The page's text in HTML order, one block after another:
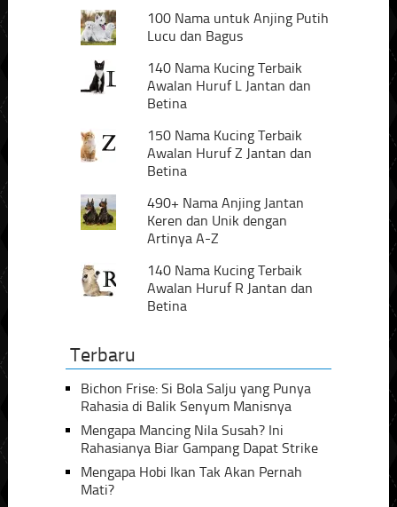
100 Nama untuk Anjing Putih
Lucu dan Bagus
140 Nama Kucing Terbaik
Awalan Huruf L Jantan dan
Betina
150 Nama Kucing Terbaik
Awalan Huruf Z Jantan dan
Betina
490+ Nama Anjing Jantan
Keren dan Unik dengan
Artinya A-Z
140 Nama Kucing Terbaik
Awalan Huruf R Jantan dan
Betina
Terbaru
Bichon Frise: Si Bola Salju yang Punya
Rahasia di Balik Senyum Manisnya
Mengapa Mancing Nila Susah? Ini
Rahasianya Biar Gampang Dapat Strike
Mengapa Hobi Ikan Tak Akan Pernah
Mati?